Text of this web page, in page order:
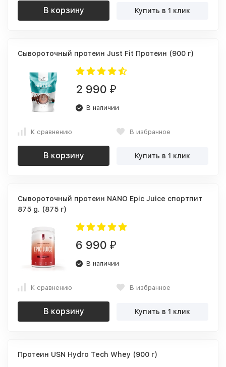
В корзину Купить в 1 клик
Сывороточный протеин Just Fit Протеин (900 г)
2 990 ₽
В наличии
К сравнению В избранное
В корзину Купить в 1 клик
Сывороточный протеин NANO Epic Juice спортпит
875 g. (875 г)
6 990 ₽
В наличии
К сравнению В избранное
В корзину Купить в 1 клик
Протеин USN Hydro Tech Whey (900 г)